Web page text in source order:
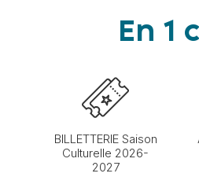
En 1
BILLETTERIE Saison
Culturelle 2026-
2027